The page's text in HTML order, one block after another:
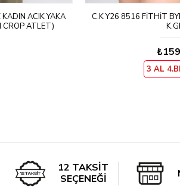
ACIK YAKA
CROP ATLET)
C.K Y26 8516 FITHIT
3 AL
12 TAKSİT
SEÇENEĞİ